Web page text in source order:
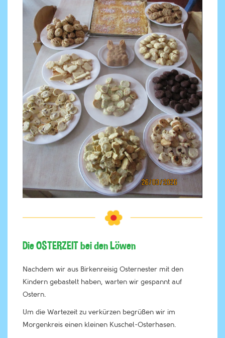
Die OSTERZEIT bei den Löwen
Nachdem wir aus Birkenreisig Osternester mit den
Kindern gebastelt haben, warten wir gespannt auf
Ostern.
Um die Wartezeit zu verkürzen begrüßen wir im
Morgenkreis einen kleinen Kuschel-Osterhasen.